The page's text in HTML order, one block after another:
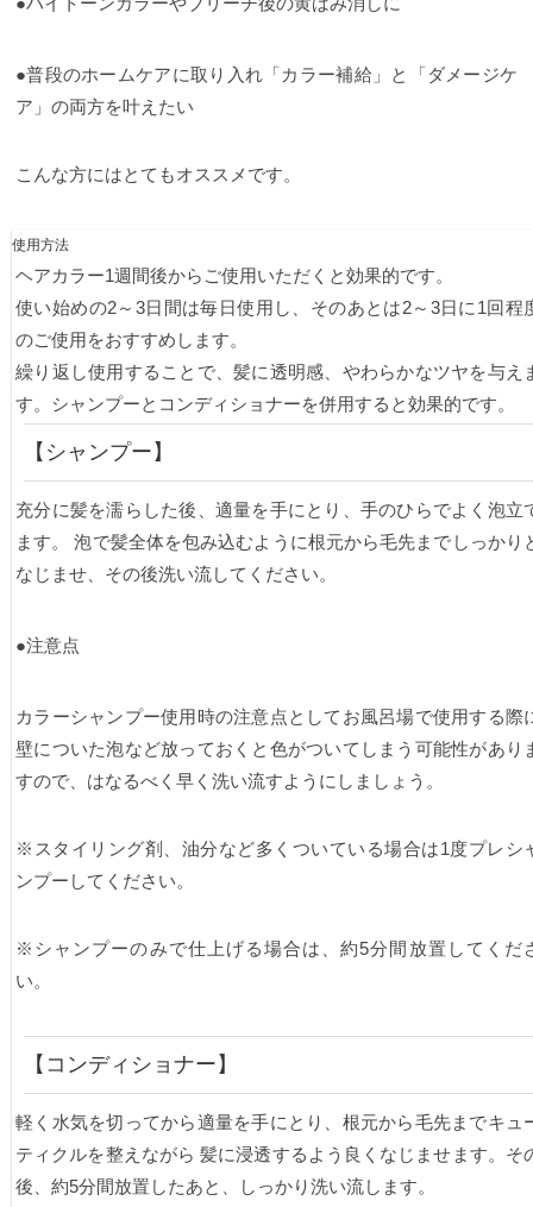
●普段のホームケアに取り入れ「カラー補給」と「ダメージケ
ア」の両方を叶えたい
こんな方にはとてもオススメです。
使用方法
ヘアカラー1週間後からご使用いただくと効果的です。
使い始めの2～3日間は毎日使用し、そのあとは2～3日に1回程
のご使用をおすすめします。
繰り返し使用することで、髪に透明感、やわらかなツヤを与え
す。シャンプーとコンディショナーを併用すると効果的です。
【シャンプー】
充分に髪を濡らした後、適量を手にとり、手のひらでよく泡立
ます。 泡で髪全体を包み込むように根元から毛先までしっかり
なじませ、その後洗い流してください。
●注意点
カラーシャンプー使用時の注意点としてお風呂場で使用する際
壁についた泡など放っておくと色がついてしまう可能性があり
すので、はなるべく早く洗い流すようにしましょう。
※スタイリング剤、油分など多くついている場合は1度プレシ
ンプーしてください。
※シャンプーのみで仕上げる場合は、約5分間放置してくだ
い。
【コンディショナー】
軽く水気を切ってから適量を手にとり、根元から毛先までキュ
ティクルを整えながら 髪に浸透するよう良くなじませます。そ
後、約5分間放置したあと、しっかり洗い流します。